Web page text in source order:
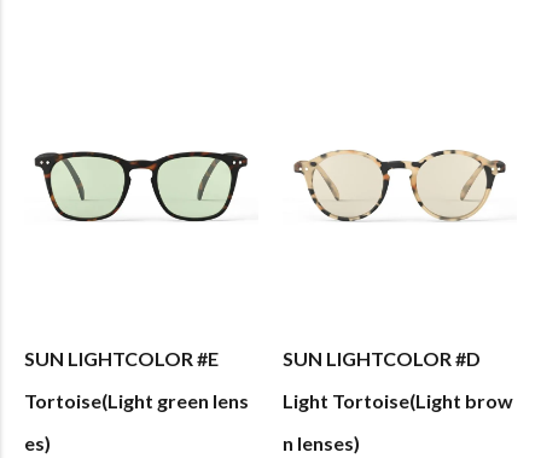
SUN LIGHTCOLOR #E
Tortoise(Light green lens
es)
SUN LIGHTCOLOR #D
Light Tortoise(Light brow
n lenses)